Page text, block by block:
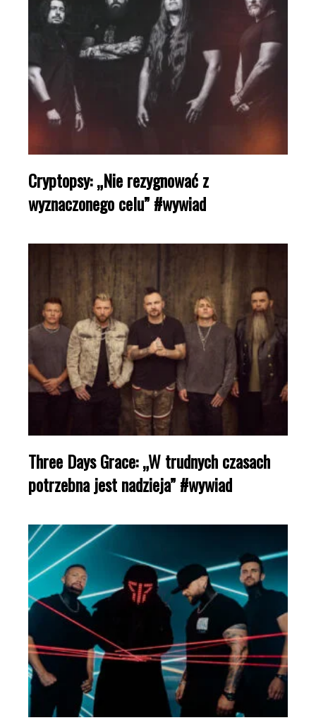
Cryptopsy: „Nie rezygnować z
wyznaczonego celu” #wywiad
Three Days Grace: „W trudnych czasach
potrzebna jest nadzieja” #wywiad